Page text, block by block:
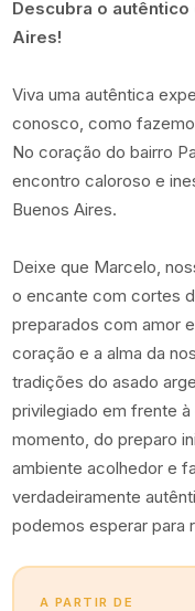
Descubra o
Aires!
Viva uma autêntica
conosco, como
No coração do bairro
encontro caloroso e
Buenos Aires.
Deixe que Marcelo,
o encante com cortes
preparados com amor
coração e a alma da
tradições do asado
privilegiado em frente
momento, do preparo
ambiente acolhedor e
verdadeiramente
podemos esperar para
A PARTIR DE